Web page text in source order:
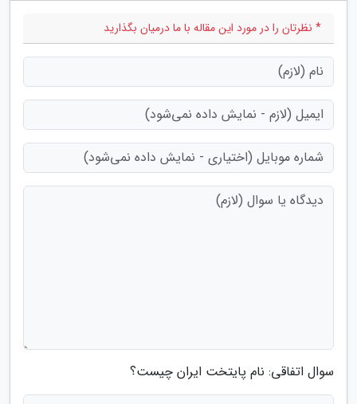
* نظرتان را در مورد این مقاله با ما درمیان بگذارید
سوال اتفاقی: نام پایتخت ایران چیست؟